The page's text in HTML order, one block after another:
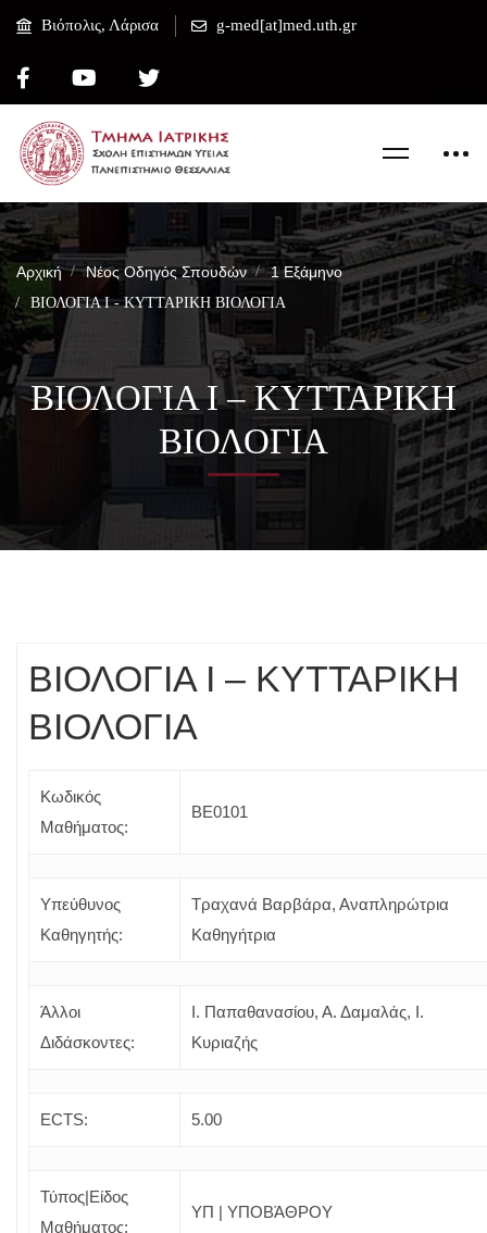
Βιόπολις, Λάρισα g-med[at]med.uth.gr
Αρχική Νέος Οδηγός Σπουδών 1 Εξάμηνο
ΒΙΟΛΟΓΙΑ I - ΚΥΤΤΑΡΙΚΗ ΒΙΟΛΟΓΙΑ
ΒΙΟΛΟΓΙΑ I – ΚΥΤΤΑΡΙΚΗ
ΒΙΟΛΟΓΙΑ
ΒΙΟΛΟΓΙΑ I – ΚΥΤΤΑΡΙΚΗ
ΒΙΟΛΟΓΙΑ
Κωδικός
Μαθήματος:
ΒΕ0101
Υπεύθυνος
Καθηγητής:
Τραχανά Βαρβάρα, Αναπληρώτρια
Καθηγήτρια
Άλλοι
Διδάσκοντες:
Ι. Παπαθανασίου, Α. Δαμαλάς, Ι.
Κυριαζής
ECTS: 5.00
Τύπος|Είδος
Μαθήματος:
YΠ | ΥΠΟΒΆΘΡΟΥ